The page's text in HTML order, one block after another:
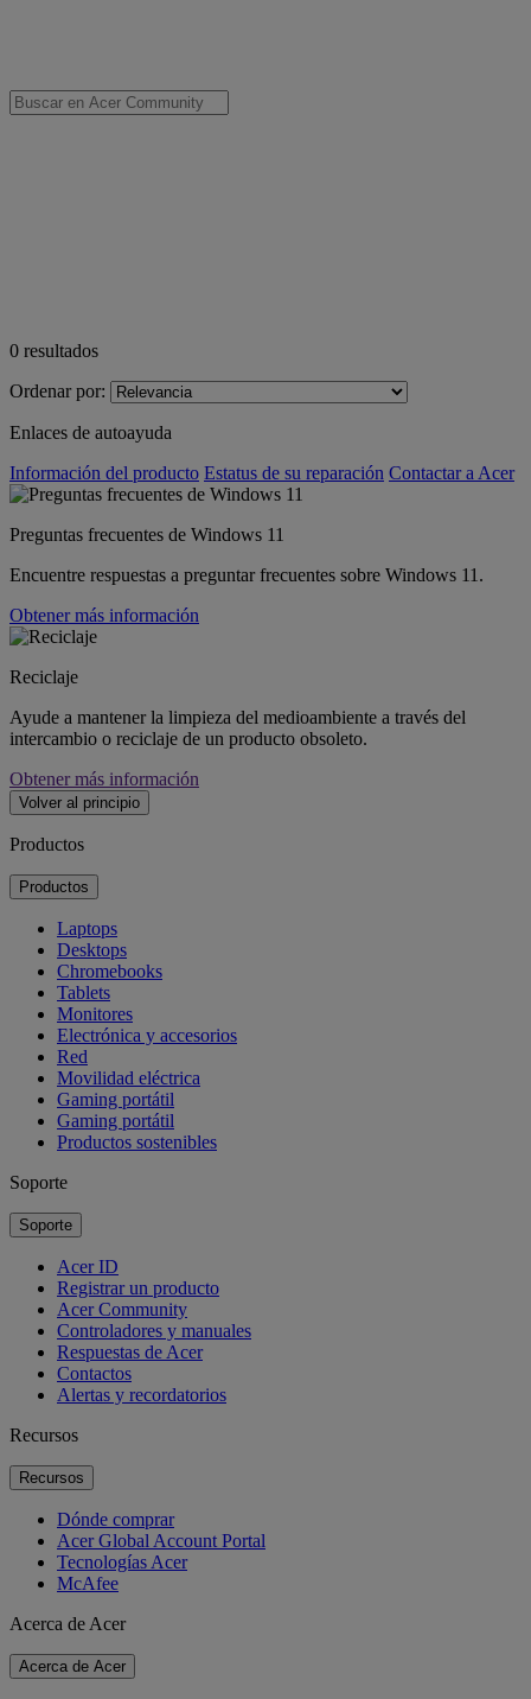
0 resultados
Ordenar por:
Enlaces de autoayuda
Información del producto Estatus de su reparación Contactar a Acer
Preguntas frecuentes de Windows 11
Encuentre respuestas a preguntar frecuentes sobre Windows 11.
Obtener más información
Reciclaje
Ayude a mantener la limpieza del medioambiente a través del
intercambio o reciclaje de un producto obsoleto.
Obtener más información
Volver al principio
Productos
Productos
Laptops
Desktops
Chromebooks
Tablets
Monitores
Electrónica y accesorios
Red
Movilidad eléctrica
Gaming portátil
Gaming portátil
Productos sostenibles
Soporte
Soporte
Acer ID
Registrar un producto
Acer Community
Controladores y manuales
Respuestas de Acer
Contactos
Alertas y recordatorios
Recursos
Recursos
Dónde comprar
Acer Global Account Portal
Tecnologías Acer
McAfee
Acerca de Acer
Acerca de Acer